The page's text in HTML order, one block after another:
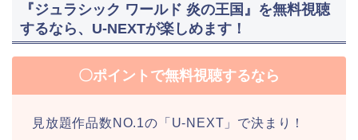
『ジュラシック ワールド 炎の王国』を無料視聴
するなら、U-NEXTが楽しめます！
〇ポイントで無料視聴するなら
見放題作品数NO.1の「U-NEXT」で決まり！